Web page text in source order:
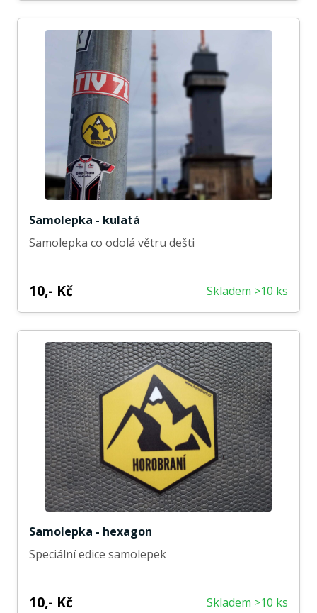
Samolepka - kulatá
Samolepka co odolá větru dešti
10,- Kč Skladem >10 ks
Samolepka - hexagon
Speciální edice samolepek
10,- Kč Skladem >10 ks